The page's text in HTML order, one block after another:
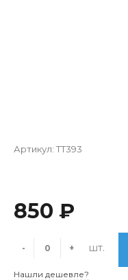
Артикул: TT393
850 ₽
- + шт.
Нашли дешевле?